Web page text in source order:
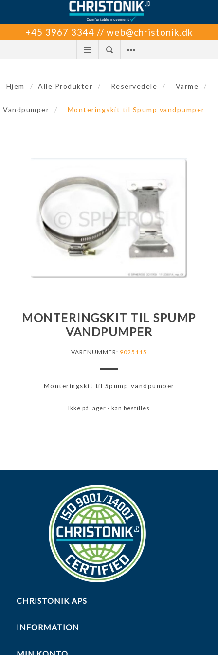
+45 3967 3344 // web@christonik.dk
Hjem / Alle Produkter / Reservedele / Varme /
Vandpumper / Monteringskit til Spump vandpumper
MONTERINGSKIT TIL SPUMP
VANDPUMPER
VARENUMMER: 9025115
Monteringskit til Spump vandpumper
Ikke på lager - kan bestilles
CHRISTONIK APS
INFORMATION